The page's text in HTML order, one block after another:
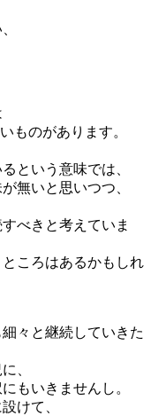
ものがあります。
という意味では、
無いと思いつつ、
べきと考えていま
ころはあるかもしれ
々と継続していきた
、
もいきませんし。
けて、